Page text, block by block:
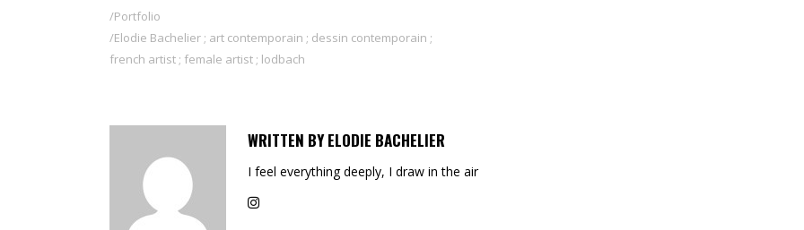
Portfolio
Elodie Bachelier ; art contemporain ; dessin contemporain ;
french artist ; female artist ; lodbach
WRITTEN BY ELODIE BACHELIER
I feel everything deeply, I draw in the air